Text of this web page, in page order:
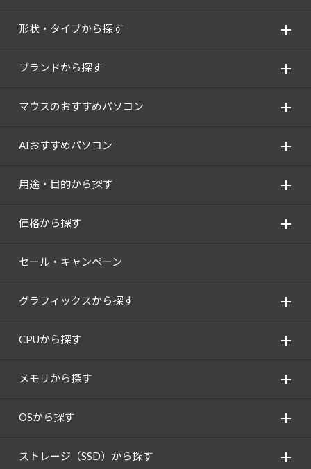
形状・タイプから探す
ブランドから探す
マウスのおすすめパソコン
AIおすすめパソコン
用途・目的から探す
価格から探す
セール・キャンペーン
グラフィックスから探す
CPUから探す
メモリから探す
OSから探す
ストレージ（SSD）から探す